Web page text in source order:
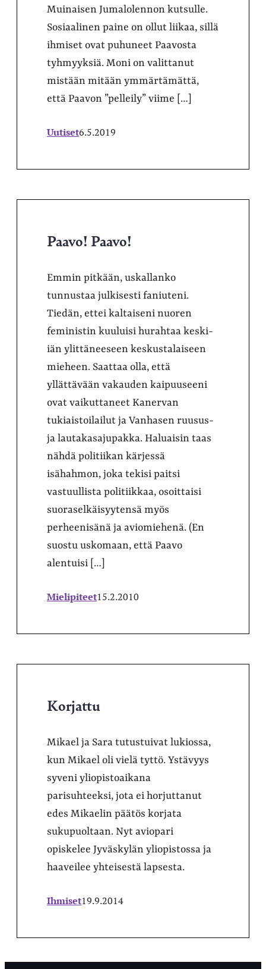
Muinaisen Jumalolennon kutsulle.
Sosiaalinen paine on ollut liikaa, sillä
ihmiset ovat puhuneet Paavosta
tyhmyyksiä. Moni on valittanut
mistään mitään ymmärtämättä,
että Paavon ”pelleily” viime […]
Uutiset6.5.2019
Paavo! Paavo!
Emmin pitkään, uskallanko
tunnustaa julkisesti faniuteni.
Tiedän, ettei kaltaiseni nuoren
feministin kuuluisi hurahtaa keski-
iän ylittäneeseen keskustalaiseen
mieheen. Saattaa olla, että
yllättävään vakauden kaipuuseeni
ovat vaikuttaneet Kanervan
tukiaistoilailut ja Vanhasen ruusus-
ja lautakasajupakka. Haluaisin taas
nähdä politiikan kärjessä
isähahmon, joka tekisi paitsi
vastuullista politiikkaa, osoittaisi
suoraselkäisyytensä myös
perheenisänä ja aviomiehenä. (En
suostu uskomaan, että Paavo
alentuisi […]
Mielipiteet15.2.2010
Korjattu
Mikael ja Sara tutustuivat lukiossa,
kun Mikael oli vielä tyttö. Ystävyys
syveni yliopistoaikana
parisuhteeksi, jota ei horjuttanut
edes Mikaelin päätös korjata
sukupuoltaan. Nyt aviopari
opiskelee Jyväskylän yliopistossa ja
haaveilee yhteisestä lapsesta.
Ihmiset19.9.2014